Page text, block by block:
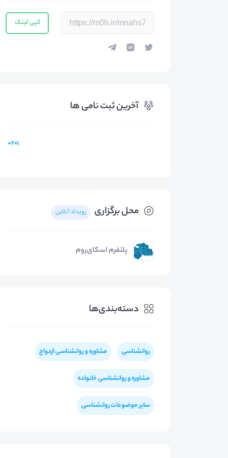
کپی لینک
آخرین ثبت نامی ها
201+
محل برگزاری رویداد آنلاین
پلتفرم اسکای‌روم
دسته‌بندی‌ها
روانشناسی مشاوره و روانشناسی ازدواج
مشاوره و روانشناسی خانواده
سایر موضوعات روانشناسی